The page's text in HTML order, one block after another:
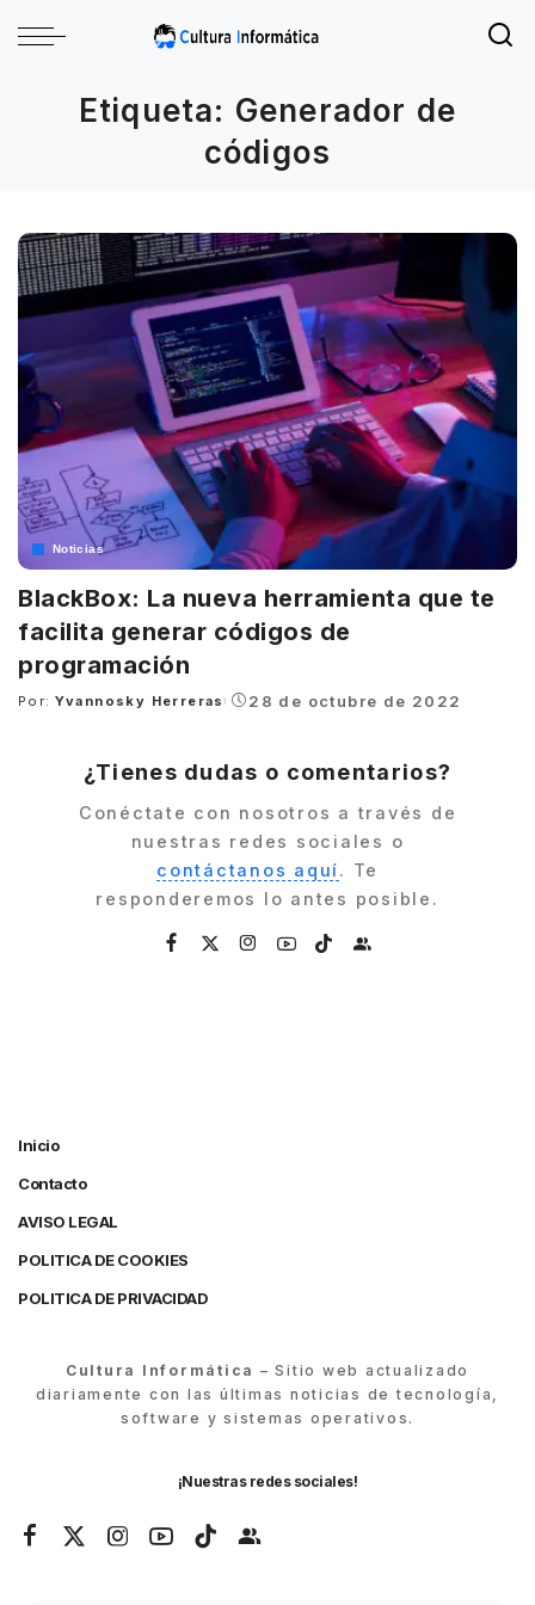
Etiqueta: Generador de
códigos
Noticias
BlackBox: La nueva herramienta que te
facilita generar códigos de
programación
Posted
Por: Yvannosky Herreras 28 de octubre de 2022
¿Tienes dudas o comentarios?
Conéctate con nosotros a través de
nuestras redes sociales o
contáctanos aquí. Te
responderemos lo antes posible.
Inicio
Contacto
AVISO LEGAL
POLITICA DE COOKIES
POLITICA DE PRIVACIDAD
Cultura Informática – Sitio web actualizado
diariamente con las últimas noticias de tecnología,
software y sistemas operativos.
¡Nuestras redes sociales!